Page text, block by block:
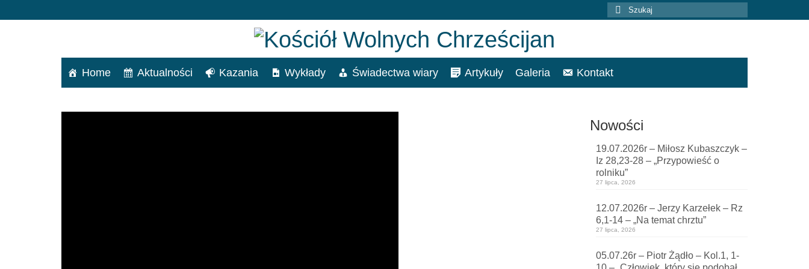
Szuklaj
w:
Home Aktualności Kazania Wykłady Świadectwa wiary Artykuły Galeria Kontakt
Nowości
19.07.2026r – Miłosz Kubaszczyk –
Iz 28,23-28 – „Przypowieść o
rolniku”
27 lipca, 2026
12.07.2026r – Jerzy Karzełek – Rz
6,1-14 – „Na temat chrztu”
27 lipca, 2026
05.07.26r – Piotr Żądło – Kol.1, 1-